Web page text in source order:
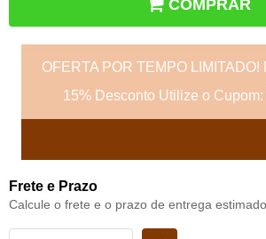
COMPRAR
OFERTA POR TEMPO LIMITADO!
15% Desconto Utilize o
Frete e Prazo
Calcule o frete e o prazo de entrega